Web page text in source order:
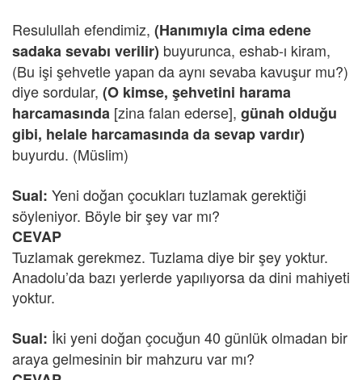
Resulullah efendimiz, (Hanımıyla cima edene
sadaka sevabı verilir) buyurunca, eshab-ı kiram,
(Bu işi şehvetle yapan da aynı sevaba kavuşur mu?)
diye sordular, (O kimse, şehvetini harama
harcamasında [zina falan ederse], günah olduğu
gibi, helale harcamasında da sevap vardır)
buyurdu. (Müslim)
Sual: Yeni doğan çocukları tuzlamak gerektiği
söyleniyor. Böyle bir şey var mı?
CEVAP
Tuzlamak gerekmez. Tuzlama diye bir şey yoktur.
Anadolu’da bazı yerlerde yapılıyorsa da dini mahiyeti
yoktur.
Sual: İki yeni doğan çocuğun 40 günlük olmadan bir
araya gelmesinin bir mahzuru var mı?